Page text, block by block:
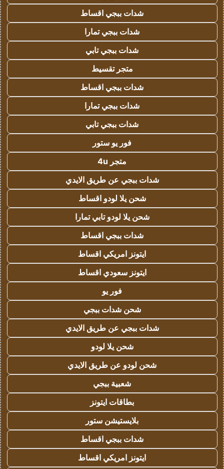
شدات ببجي اقساط
شدات ببجي تمارا
شدات ببجي تابي
متجر تقسيط
شدات ببجي اقساط
شدات ببجي تمارا
شدات ببجي تابي
فور يو ستور
متجر 4u
شدات ببجي عن طريق الايدي
شحن يلا لودو اقساط
شحن يلا لودو تابي تمارا
شدات ببجي اقساط
ايتونز امريكي اقساط
ايتونز سعودي اقساط
فور يو
شحن شدات ببجي
شدات ببجي عن طريق الايدي
شحن يلا لودو
شحن لودو عن طريق الايدي
شعبية ببجي
بطاقات ايتونز
بلايستيشن ستور
شدات ببجي اقساط
ايتونز امريكي اقساط